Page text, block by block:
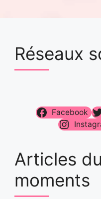
Réseaux
Facebook
Articles du
moments